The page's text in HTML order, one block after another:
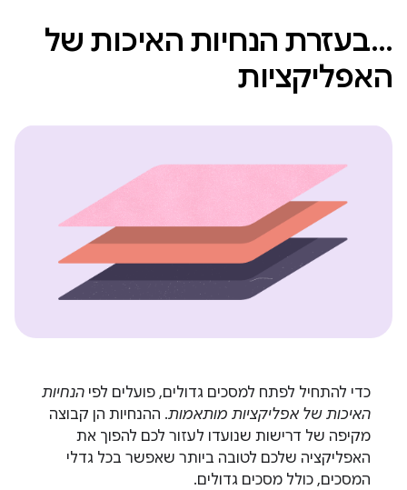
…בעזרת הנחיות האיכות של
האפליקציות
כדי להתחיל לפתח למסכים גדולים, פועלים לפי הנחיות
האיכות של אפליקציות מותאמות. ההנחיות הן קבוצה
מקיפה של דרישות שנועדו לעזור לכם להפוך את
האפליקציה שלכם לטובה ביותר שאפשר בכל גדלי
המסכים, כולל מסכים גדולים.